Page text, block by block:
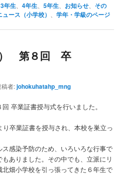
3年生 、4年生 、5年生 お知らせ
その
ュース（小学校） 、学年・学級のページ
） 第８回 卒
稿者:johokuhatahp_mng
卒業証書授与式を行いました。
卒業証書を授与され、本校を巣立っ
感染予防のため、いろいろな行事で
ありました。その中でも、立派にリ
畑小学校を引っ張ってきた６年生で